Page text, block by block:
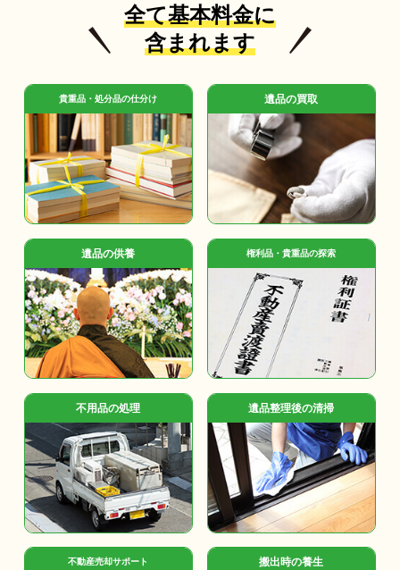
全て基本料金に
含まれます
貴重品・処分品の仕分け 遺品の買取
遺品の供養 権利品・貴重品の探索
不用品の処理 遺品整理後の清掃
不動産売却サポート 搬出時の養生